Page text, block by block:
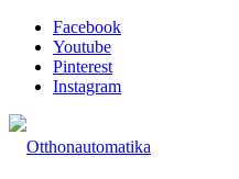
Facebook
Youtube
Pinterest
Instagram